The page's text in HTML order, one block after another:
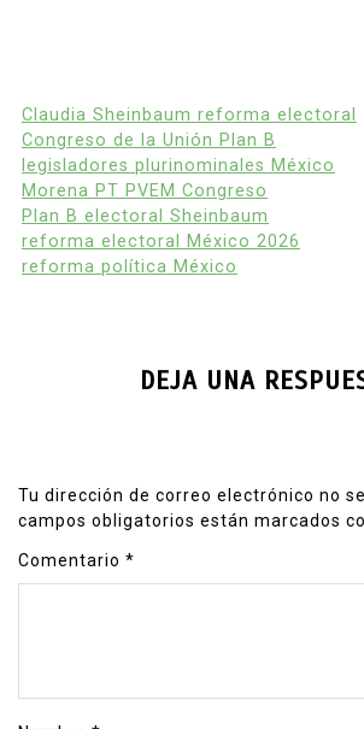
Claudia Sheinbaum reforma electoral
Congreso de la Unión Plan B
legisladores plurinominales México
Morena PT PVEM Congreso
Plan B electoral Sheinbaum
reforma electoral México 2026
reforma política México
DEJA UNA
Tu dirección de correo electrónico no
campos obligatorios están marcados
Comentario *